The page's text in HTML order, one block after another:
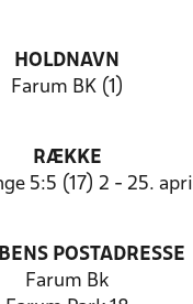
HOLDNAVN
Farum BK (1)
RÆKKE
5:5 (17) 2 - 25. april
POSTADRESSE
Farum Bk